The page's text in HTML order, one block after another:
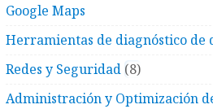
Google Maps
Herramientas de diagnóstico de
Redes y Seguridad 8
Administración y Optimización